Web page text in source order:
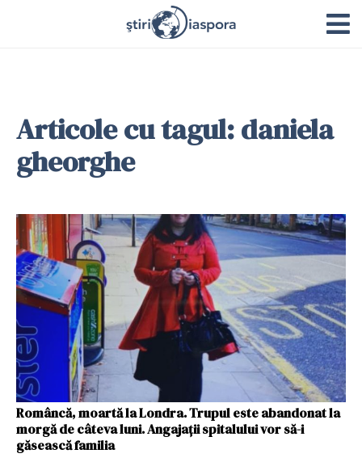
Articole cu tagul: daniela
gheorghe
Româncă, moartă la Londra. Trupul este abandonat la
morgă de câteva luni. Angajații spitalului vor să-i
găsească familia